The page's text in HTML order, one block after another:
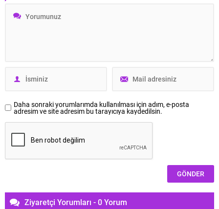
Daha sonraki yorumlarımda kullanılması için adım, e-posta
adresim ve site adresim bu tarayıcıya kaydedilsin.
Ziyaretçi Yorumları - 0 Yorum